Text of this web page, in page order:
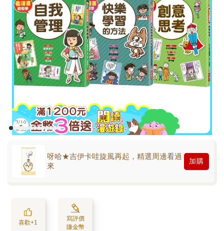
呀哈★吉伊卡哇旋風再起，精選周邊看過
來
加購
喜歡+1
寫評價
賺金幣